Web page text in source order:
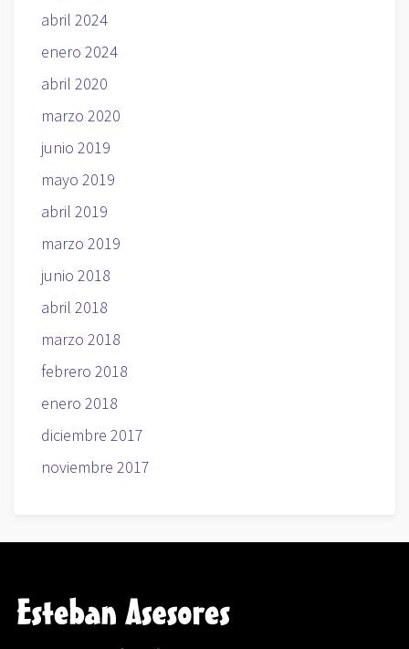
abril 2024
enero 2024
abril 2020
marzo 2020
junio 2019
mayo 2019
abril 2019
marzo 2019
junio 2018
abril 2018
marzo 2018
febrero 2018
enero 2018
diciembre 2017
noviembre 2017